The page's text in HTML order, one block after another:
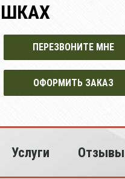
ПЕРЕЗВОНИТЕ МНЕ
ОФОРМИТЬ ЗАКАЗ
Услуги Отзывы